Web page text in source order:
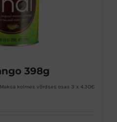
398g
Maksa kolmes võrdses osas 3 x 4.30€